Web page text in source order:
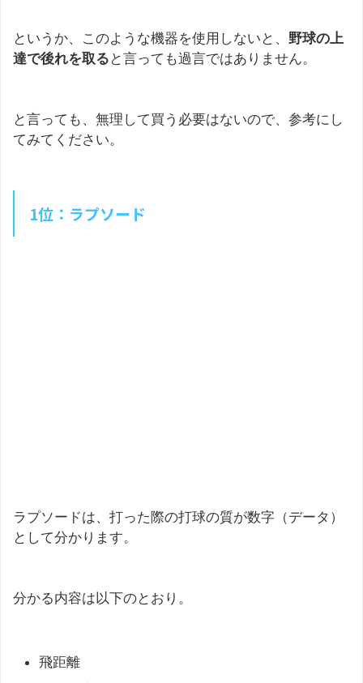
というか、このような機器を使用しないと、 野球の上
達で後れを取る と言っても過言ではありません。
と言っても、無理して買う必要はないので、参考にし
てみてください。
1位：ラプソード
ラプソードは、打った際の打球の質が数字（データ）
として分かります。
分かる内容は以下のとおり。
飛距離